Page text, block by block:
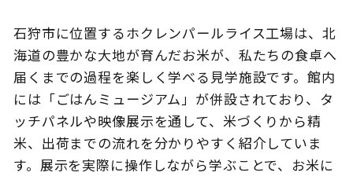
このサイトについて 観光資料
動画ライブラリー フォトライブラリー
石狩市に位置するホクレンパールライス工場は、北
海道の豊かな大地が育んだお米が、私たちの食卓へ
届くまでの過程を楽しく学べる見学施設です。館内
には「ごはんミュージアム」が併設されており、タ
ッチパネルや映像展示を通して、米づくりから精
米、出荷までの流れを分かりやすく紹介していま
す。展示を実際に操作しながら学ぶことで、お米に